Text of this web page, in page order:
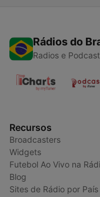
Rádios do
Radios e
Recursos
Broadcasters
Widgets
Futebol Ao Vivo na
Blog
Sites de Rádio por País